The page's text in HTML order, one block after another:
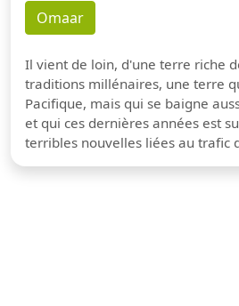
Omaar
Il vient de loin, d'une terre riche
traditions millénaires, une terre
Pacifique, mais qui se baigne
et qui ces dernières années est
terribles nouvelles liées au trafic